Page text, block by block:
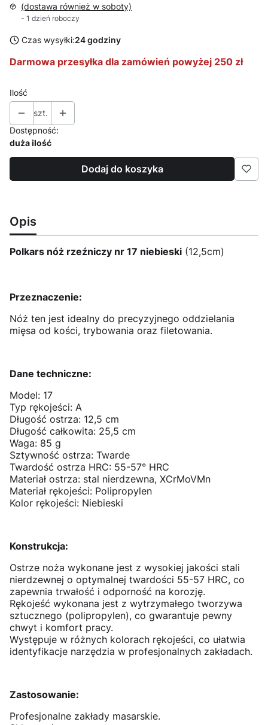
(dostawa również w soboty)
- 1 dzień roboczy
Czas wysyłki:24 godziny
Darmowa przesyłka dla zamówień powyżej 250 zł
Ilość
szt.
Dostępność:
duża ilość
Dodaj do koszyka
Opis
Polkars nóż rzeźniczy nr 17 niebieski (12,5cm)
Przeznaczenie:
Nóż ten jest idealny do precyzyjnego oddzielania
mięsa od kości, trybowania oraz filetowania.
Dane techniczne:
Model: 17
Typ rękojeści: A
Długość ostrza: 12,5 cm
Długość całkowita: 25,5 cm
Waga: 85 g
Sztywność ostrza: Twarde
Twardość ostrza HRC: 55-57° HRC
Materiał ostrza: stal nierdzewna, XCrMoVMn
Materiał rękojeści: Polipropylen
Kolor rękojeści: Niebieski
Konstrukcja:
Ostrze noża wykonane jest z wysokiej jakości stali
nierdzewnej o optymalnej twardości 55-57 HRC, co
zapewnia trwałość i odporność na korozję.
Rękojeść wykonana jest z wytrzymałego tworzywa
sztucznego (polipropylen), co gwarantuje pewny
chwyt i komfort pracy.
Występuje w różnych kolorach rękojeści, co ułatwia
identyfikacje narzędzia w profesjonalnych zakładach.
Zastosowanie:
Profesjonalne zakłady masarskie.